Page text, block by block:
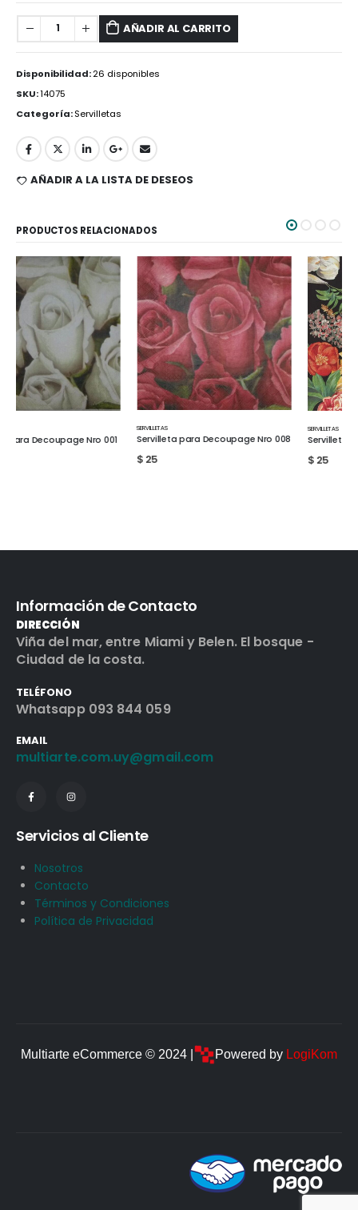
AÑADIR AL CARRITO
Disponibilidad:26 disponibles
SKU:14075
Categoría:Servilletas
AÑADIR A LA LISTA DE DESEOS
PRODUCTOS RELACIONADOS
Servilleta para Decoupage Nro 008 Servilleta para Decoupage Nro 013
Información de Contacto
DIRECCIÓN
Viña del mar, entre Miami y Belen. El bosque -
Ciudad de la costa.
TELÉFONO
Whatsapp 093 844 059
EMAIL
multiarte.com.uy@gmail.com
Servicios al Cliente
Nosotros
Contacto
Términos y Condiciones
Política de Privacidad
Multiarte eCommerce © 2024 | Powered by LogiKom